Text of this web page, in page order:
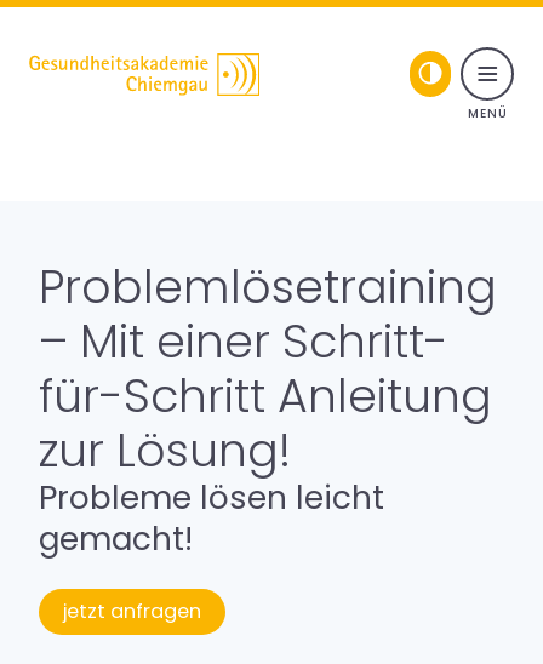
Toggle
Gesundheitsprogramme
Coaching
Über uns
Fortbildungsprogramme
Buchung
Problemlösetraining
– Mit einer Schritt-
für-Schritt Anleitung
zur Lösung!
Probleme lösen leicht
gemacht!
jetzt anfragen